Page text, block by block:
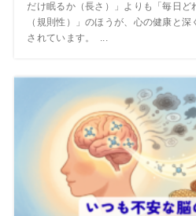
だけ眠るか（長さ）」よりも「毎日ど
（規則性）」のほうが、心の健康と
されています。 ...